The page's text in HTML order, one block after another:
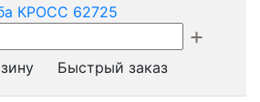
КРОСС 62725
Быстрый заказ